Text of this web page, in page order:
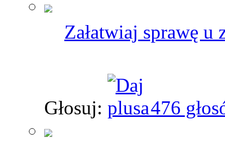
Załatwiaj sprawę u
Głosuj: 476